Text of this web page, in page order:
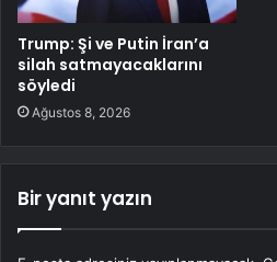
Trump: Şi ve Putin İran’a
silah satmayacaklarını
söyledi
Ağustos 8, 2026
Bir yanıt yazın